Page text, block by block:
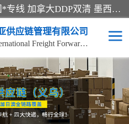
欧洲海运双清包税 美国*专线 加拿大DDP双清 墨西哥跨境空运 澳大利亚专线物流 跨境电商物流服务 国际快递到门服务 海运*渠道 一站式跨境物流解决方案 TikTok/SHEIN专线 电商平台FBA头程运输 国际铁路运输欧洲 UPS/DDHL/联邦快递跨境 美国双清到门物流 跨境*运输
供应链管理有限公司
Yiwu Celia International Freight Forwarding Co., Ltd
欧洲卡航
澳大利亚海运/空运-双清